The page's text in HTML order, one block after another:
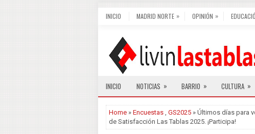
INICIO MADRID NORTE » OPINIÓN »
INICIO NOTICIAS » BARRIO » CULTURA »
Home » Encuestas , GS2025 » Últimos días para
de Satisfacción Las Tablas 2025. ¡Participa!